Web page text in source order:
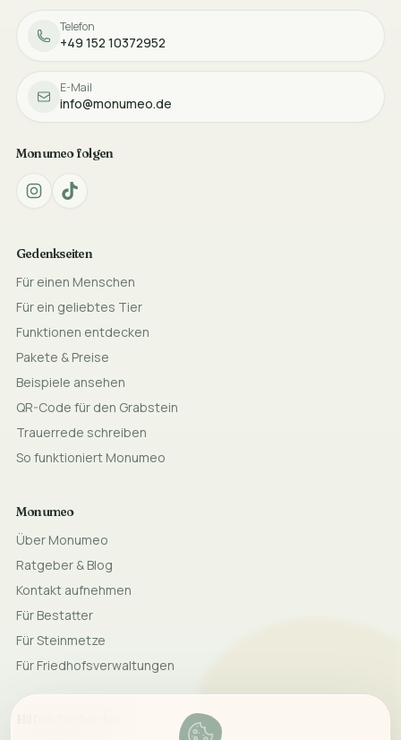
Telefon
+49 152 10372952
E-Mail
info@monumeo.de
Monumeo folgen
Gedenkseiten
Für einen Menschen
Für ein geliebtes Tier
Funktionen entdecken
Pakete & Preise
Beispiele ansehen
QR-Code für den Grabstein
Trauerrede schreiben
So funktioniert Monumeo
Monumeo
Über Monumeo
Ratgeber & Blog
Kontakt aufnehmen
Für Bestatter
Für Steinmetze
Für Friedhofsverwaltungen